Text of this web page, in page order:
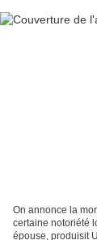
On annonce la
certaine notoriété
épouse, produisit